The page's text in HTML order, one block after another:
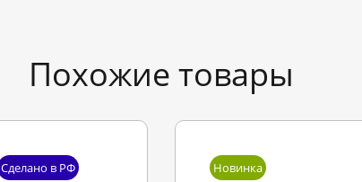
Похожие товары
Сделано в РФ Новинка